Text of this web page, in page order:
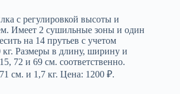
с регулировкой высоты и
Имеет 2 сушильные зоны и один
на 14 прутьев с учетом
кг. Размеры в длину, ширину и
72 и 69 см. соответственно.
см. и 1,7 кг. Цена: 1200 ₽.